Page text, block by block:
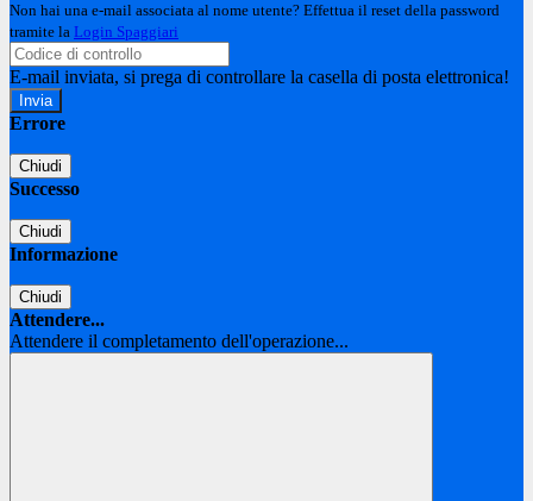
Non hai una e-mail associata al nome utente? Effettua il reset della password
tramite la Login Spaggiari
E-mail inviata, si prega di controllare la casella di posta elettronica!
Errore
Chiudi
Successo
Chiudi
Informazione
Chiudi
Attendere...
Attendere il completamento dell'operazione...